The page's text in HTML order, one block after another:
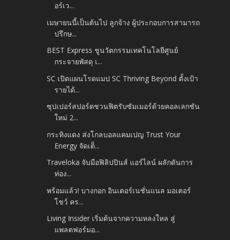
อร์เว...
เมษายนนี้เป็นต้นไป ลูกจ้าง ผู้ประกอบการสามารถ
ปรึกษ...
BEST Express ชูนวัตกรรมเทคโนโลยีศูนย์
กระจายพัสดุ เ...
SC เปิดแผนโรดแมป SC Thriving Beyond ตั้งเป้า
รายได้...
ซุปเปอร์สปอร์ตชวนฟิตรับซัมเมอร์ด้วยคอลเลกชัน
ใหม่ 2...
กระทิงแดง ส่งโกลบอลแคมเปญ Trust Your
Energy จัดเต็...
Traveloka จับมือฟิลิปปินส์ แอร์ไลน์ ผลักดันการ
ท่อง...
พร้อมแล้ว! บางกอก อินเตอร์เนชั่นแนล มอเตอร์
โชว์ คร...
Living Insider เริ่มต้นจากความหลงใหล สู่
แพลตฟอร์มอ...